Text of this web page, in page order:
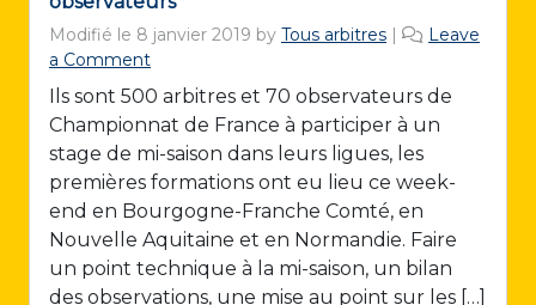
Modifié le 8 janvier 2019 by Tous arbitres |
Leave
a Comment
Ils sont 500 arbitres et 70 observateurs de
Championnat de France à participer à un
stage de mi-saison dans leurs ligues, les
premières formations ont eu lieu ce week-
end en Bourgogne-Franche Comté, en
Nouvelle Aquitaine et en Normandie. Faire
un point technique à la mi-saison, un bilan
des observations, une mise au point sur les […]